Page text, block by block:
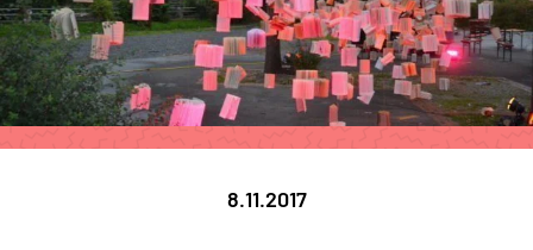
8.11.2017